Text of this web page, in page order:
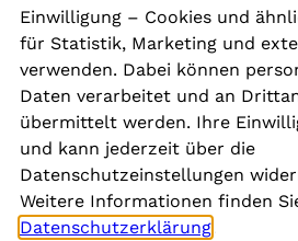
Presse
Aktuelles
Karriere
Newsletter
Social Media
Einwilligung – Cookies und
für Statistik, Marketing und
verwenden. Dabei können
Daten verarbeitet und an
übermittelt werden. Ihre
und kann jederzeit über die
Datenschutzeinstellungen
Weitere Informationen finden
Datenschutzerklärung